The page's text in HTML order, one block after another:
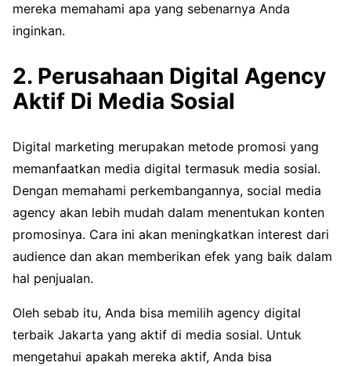
mereka memahami apa yang sebenarnya Anda
inginkan.
2. Perusahaan Digital Agency
Aktif Di Media Sosial
Digital marketing merupakan metode promosi yang
memanfaatkan media digital termasuk media sosial.
Dengan memahami perkembangannya, social media
agency akan lebih mudah dalam menentukan konten
promosinya. Cara ini akan meningkatkan interest dari
audience dan akan memberikan efek yang baik dalam
hal penjualan.
Oleh sebab itu, Anda bisa memilih agency digital
terbaik Jakarta yang aktif di media sosial. Untuk
mengetahui apakah mereka aktif, Anda bisa